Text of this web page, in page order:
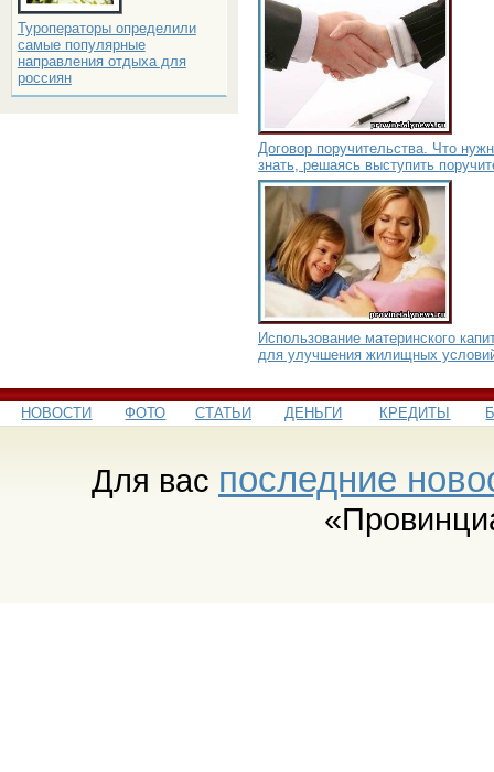
Туроператоры определили
самые популярные
направления отдыха для
россиян
Договор поручительства. Что
знать, решаясь выступить
Использование материнского
для улучшения жилищных
НОВОСТИ ФОТО СТАТЬИ ДЕНЬГИ КРЕДИТЫ
Для вас последние